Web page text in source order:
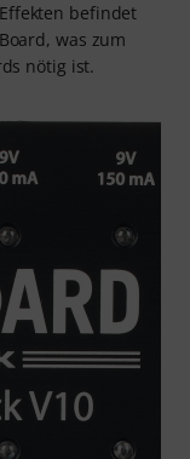
befindet
was zum
nötig ist.